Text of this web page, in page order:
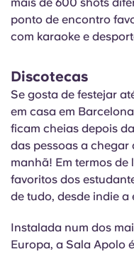
mais de 600 shots
ponto de encontro
com karaoke e
Discotecas
Se gosta de festejar
em casa em
ficam cheias depois
das pessoas a chegar
manhã! Em termos de
favoritos dos
de tudo, desde indie a
Instalada num dos
Europa, a Sala Apolo